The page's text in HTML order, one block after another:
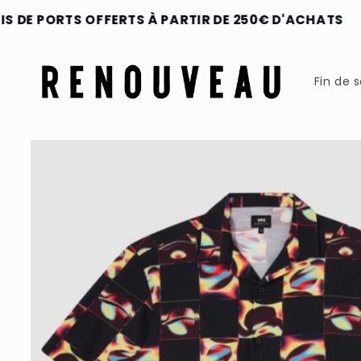
passer
PORTS OFFERTS À PARTIR DE 250€ D'ACHATS
Fin de